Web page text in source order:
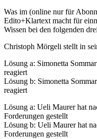
Was im (online nur für
Edito+Klartext macht für
Wissen bei den folgenden
Christoph Mörgeli stellt in
Lösung a: Simonetta
reagiert
Lösung b: Simonetta
reagiert
Lösung a: Ueli Maurer hat
Forderungen gestellt
Lösung b: Ueli Maurer hat
Forderungen gestellt